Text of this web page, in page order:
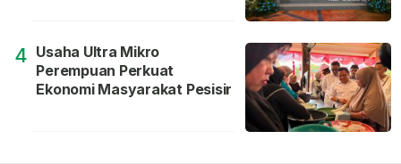
4 Usaha Ultra Mikro
Perempuan Perkuat
Ekonomi Masyarakat Pesisir